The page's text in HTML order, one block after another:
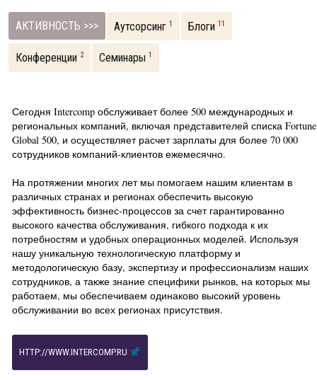
АКТИВНОСТЬ >>> Аутсорсинг 1 Блоги 11
Конференции 2 Семинары 1
Сегодня Intercomp обслуживает более 500 международных и
региональных компаний, включая представителей списка Fortune
Global 500, и осуществляет расчет зарплаты для более 70 000
сотрудников компаний-клиентов ежемесячно.
На протяжении многих лет мы помогаем нашим клиентам в
различных странах и регионах обеспечить высокую
эффективность бизнес-процессов за счет гарантированно
высокого качества обслуживания, гибкого подхода к их
потребностям и удобных операционных моделей. Используя
нашу уникальную технологическую платформу и
методологическую базу, экспертизу и профессионализм наших
сотрудников, а также знание специфики рынков, на которых мы
работаем, мы обеспечиваем одинаково высокий уровень
обслуживании во всех регионах присутствия.
HTTP://WWW.INTERCOMP.RU